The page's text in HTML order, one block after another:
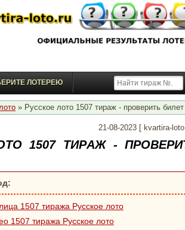
ЛОТЕРЕЮ
» Русское лото 1507 тирaж - проверить билет
21-08-2023 kvartira-
1507 ТИРAЖ -
1507 тиража Русское лото
1507 тиража Русское лото